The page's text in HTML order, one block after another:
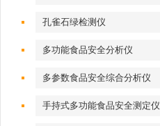
孔雀石绿检测仪
多功能食品安全分析仪
多参数食品安全综合分析仪
手持式多功能食品安全测定仪